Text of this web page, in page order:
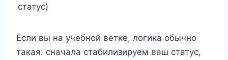
статус)
Если вы на учебной ветке, логика обычно
такая: сначала стабилизируем ваш статус,